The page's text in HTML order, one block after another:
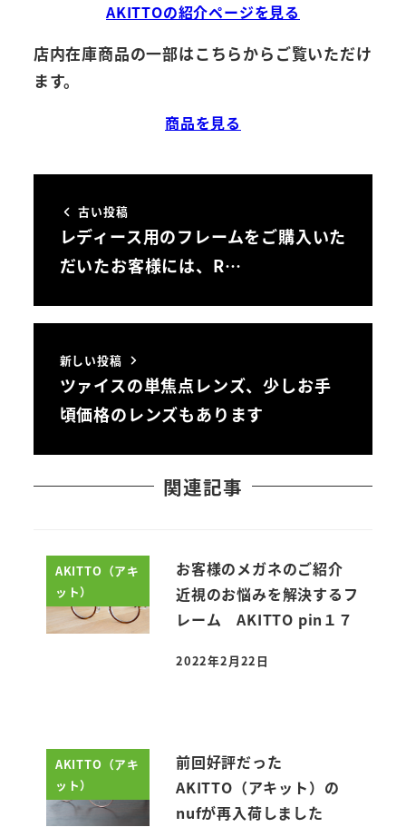
AKITTOの紹介ページを見る
店内在庫商品の一部はこちらからご覧いただけ
ます。
商品を見る
古い投稿
レディース用のフレームをご購入いた
だいたお客様には、R…
新しい投稿
ツァイスの単焦点レンズ、少しお手
頃価格のレンズもあります
関連記事
AKITTO（アキ
ット）
お客様のメガネのご紹介
近視のお悩みを解決するフ
レーム AKITTO pin１７
投稿日
2022年2月22日
AKITTO（アキ
ット）
前回好評だった
AKITTO（アキット）の
nufが再入荷しました